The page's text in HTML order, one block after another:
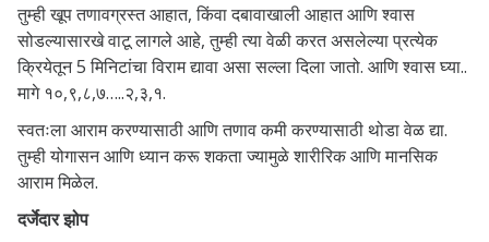
तुम्ही खूप तणावग्रस्त आहात, किंवा दबावाखाली आहात आणि श्वास
सोडल्यासारखे वाटू लागले आहे, तुम्ही त्या वेळी करत असलेल्या प्रत्येक
क्रियेतून 5 मिनिटांचा विराम द्यावा असा सल्ला दिला जातो. आणि श्वास घ्या..
मागे १०,९,८,७…..२,३,१.
स्वतःला आराम करण्यासाठी आणि तणाव कमी करण्यासाठी थोडा वेळ द्या.
तुम्ही योगासन आणि ध्यान करू शकता ज्यामुळे शारीरिक आणि मानसिक
आराम मिळेल.
दर्जेदार झोप